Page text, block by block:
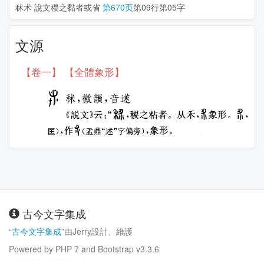
秫术 說文稷之黏者或省 第670页第09行第05字
文源
【卷一】 【全體象形】
古今文字集成
“古今文字集成”由Jerry設計、維護
Powered by PHP 7 and Bootstrap v3.3.6